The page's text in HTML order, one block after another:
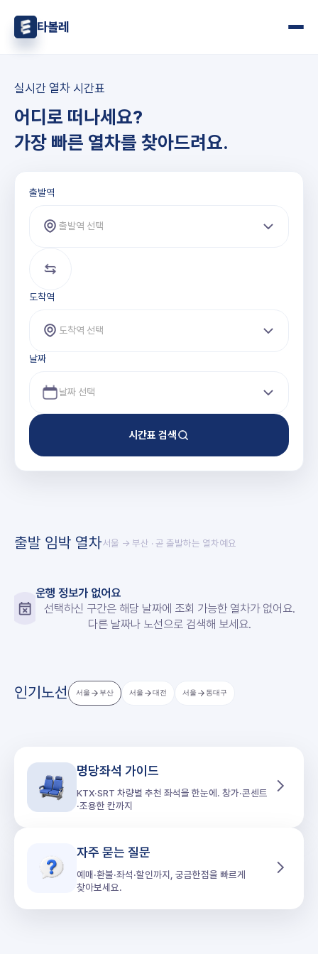
타볼레
실시간 열차 시간표
어디로 떠나세요?
가장 빠른 열차를 찾아드려요.
출발역과 도착역 선택
출발역
출발역 선택
도착역
도착역 선택
날짜
시간표 검색
출발 임박 열차서울 → 부산 · 곧 출발하는 열차예요
운행 정보가 없어요
선택하신 구간은 해당 날짜에 조회 가능한 열차가 없어요.
다른 날짜나 노선으로 검색해 보세요.
인기노선 서울 부산 서울 대전 서울 동대구
명당좌석 가이드
KTX·SRT 차량별 추천 좌석을 한눈에. 창가·콘센트
·조용한 칸까지
자주 묻는 질문
예매·환불·좌석·할인까지, 궁금한점을 빠르게
찾아보세요.